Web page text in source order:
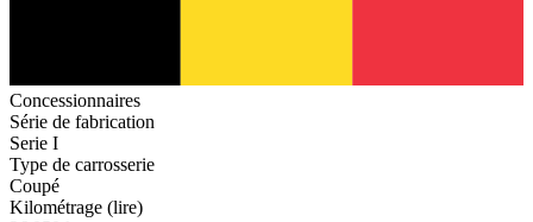
Concessionnaires
Série de fabrication
Serie I
Type de carrosserie
Coupé
Kilométrage (lire)